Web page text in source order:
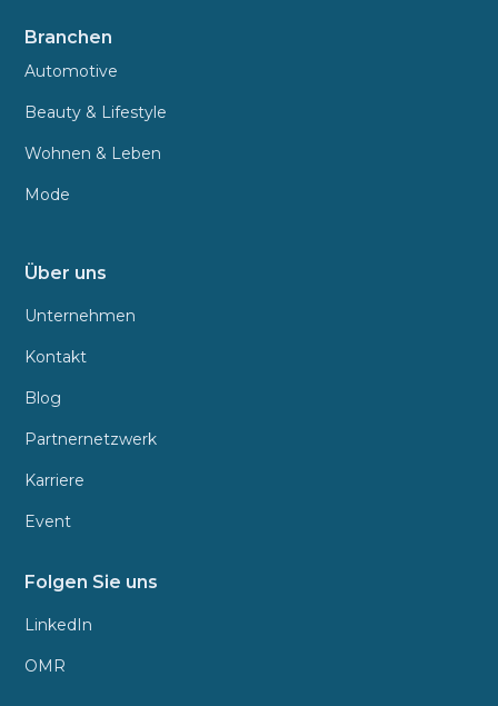
Branchen
Automotive
Beauty & Lifestyle
Wohnen & Leben
Mode
Über uns
Unternehmen
Kontakt
Blog
Partnernetzwerk
Karriere
Event
Folgen Sie uns
LinkedIn
OMR